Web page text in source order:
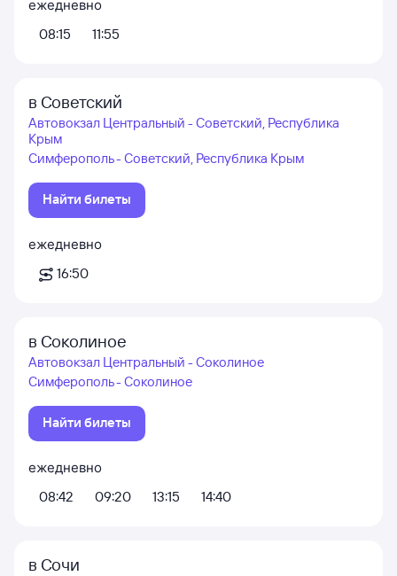
ежедневно
08:15
11:55
в Советский
Автовокзал Центральный - Советский, Республика
Крым
Симферополь - Советский, Республика Крым
Найти билеты
ежедневно
16:50
в Соколиное
Автовокзал Центральный - Соколиное
Симферополь - Соколиное
Найти билеты
ежедневно
08:42
09:20 13:15 14:40
в Сочи